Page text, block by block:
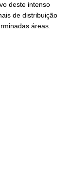
deste intenso
de distribuição
áreas.